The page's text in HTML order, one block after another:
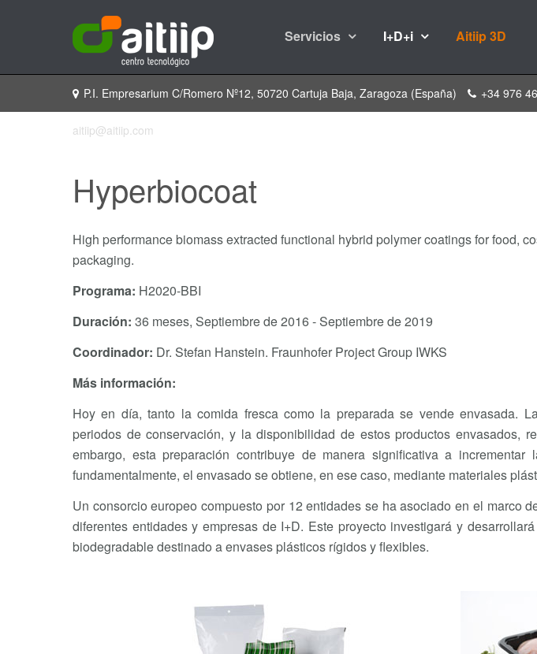
Servicios I+D+i Aitiip 3D
P.I. Empresarium C/Romero Nº12, 50720 Cartuja Baja, Zaragoza (España) +34 976
aitiip@aitiip.com
Hyperbiocoat
High performance biomass extracted functional hybrid polymer coatings for food,
packaging.
Programa: H2020-BBI
Duración: 36 meses, Septiembre de 2016 - Septiembre de 2019
Coordinador: Dr. Stefan Hanstein. Fraunhofer Project Group IWKS
Más información:
Hoy en día, tanto la comida fresca como la preparada se vende envasada.
periodos de conservación, y la disponibilidad de estos productos envasados,
embargo, esta preparación contribuye de manera significativa a incrementar
fundamentalmente, el envasado se obtiene, en ese caso, mediante materiales
Un consorcio europeo compuesto por 12 entidades se ha asociado en el marco
diferentes entidades y empresas de I+D. Este proyecto investigará y
biodegradable destinado a envases plásticos rígidos y flexibles.